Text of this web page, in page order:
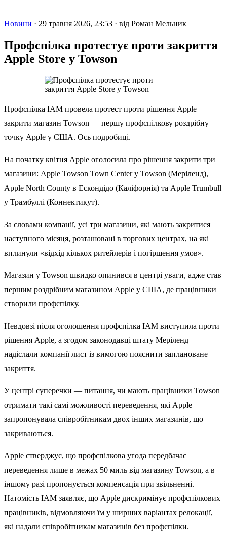
Новини · 29 травня 2026, 23:53 · від Роман Мельник
Профспілка протестує проти закриття
Apple Store у Towson
Профспілка IAM провела протест проти рішення Apple
закрити магазин Towson — першу профспілкову роздрібну
точку Apple у США. Ось подробиці.
На початку квітня Apple оголосила про рішення закрити три
магазини: Apple Towson Town Center у Towson (Меріленд),
Apple North County в Ескондідо (Каліфорнія) та Apple Trumbull
у Трамбуллі (Коннектикут).
За словами компанії, усі три магазини, які мають закритися
наступного місяця, розташовані в торгових центрах, на які
вплинули «відхід кількох ритейлерів і погіршення умов».
Магазин у Towson швидко опинився в центрі уваги, адже став
першим роздрібним магазином Apple у США, де працівники
створили профспілку.
Невдовзі після оголошення профспілка IAM виступила проти
рішення Apple, а згодом законодавці штату Меріленд
надіслали компанії лист із вимогою пояснити заплановане
закриття.
У центрі суперечки — питання, чи мають працівники Towson
отримати такі самі можливості переведення, які Apple
запропонувала співробітникам двох інших магазинів, що
закриваються.
Apple стверджує, що профспілкова угода передбачає
переведення лише в межах 50 миль від магазину Towson, а в
іншому разі пропонується компенсація при звільненні.
Натомість IAM заявляє, що Apple дискримінує профспілкових
працівників, відмовляючи їм у ширших варіантах релокації,
які надали співробітникам магазинів без профспілки.